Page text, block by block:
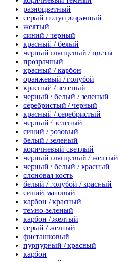
разноцветный
серый полупрозрачный
желтый
синий / черный
красный / белый
черный глянцевый / цветы
прозрачный
красный / карбон
оранжевый / голубой
красный / зеленый
черный / белый / зеленый
серебристый / черный
красный / серебристый
черный / зеленый
синий / розовый
белый / зеленый
коричневый светлый
черный глянцевый / желтый
черный / белый / красный
слоновая кость
белый / голубой / красный
синий матовый
карбон / красный
темно-зеленый
карбон / желтый
серый / желтый
фисташковый
пурпурный / красный
карбон